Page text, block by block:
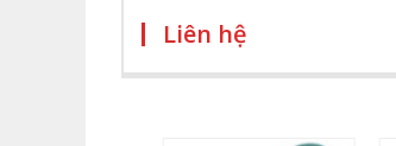
Liên hệ